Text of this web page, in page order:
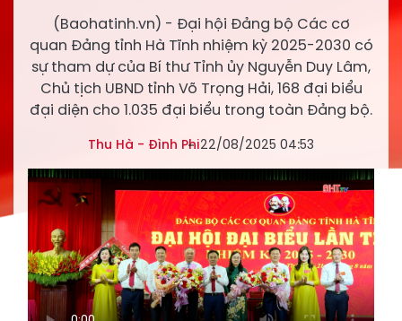
(Baohatinh.vn) - Đại hội Đảng bộ Các cơ
quan Đảng tỉnh Hà Tĩnh nhiệm kỳ 2025-2030 có
sự tham dự của Bí thư Tỉnh ủy Nguyễn Duy Lâm,
Chủ tịch UBND tỉnh Võ Trọng Hải, 168 đại biểu
đại diện cho 1.035 đại biểu trong toàn Đảng bộ.
Thu Hà - Đình Phi22/08/2025 04:53